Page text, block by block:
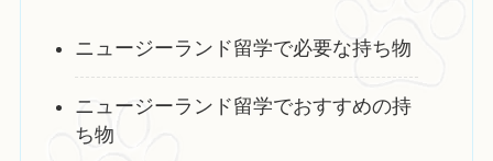
ニュージーランド留学で必要な持ち物
ニュージーランド留学でおすすめの持
ち物